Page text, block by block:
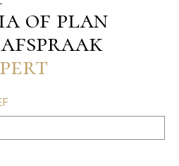
of plan